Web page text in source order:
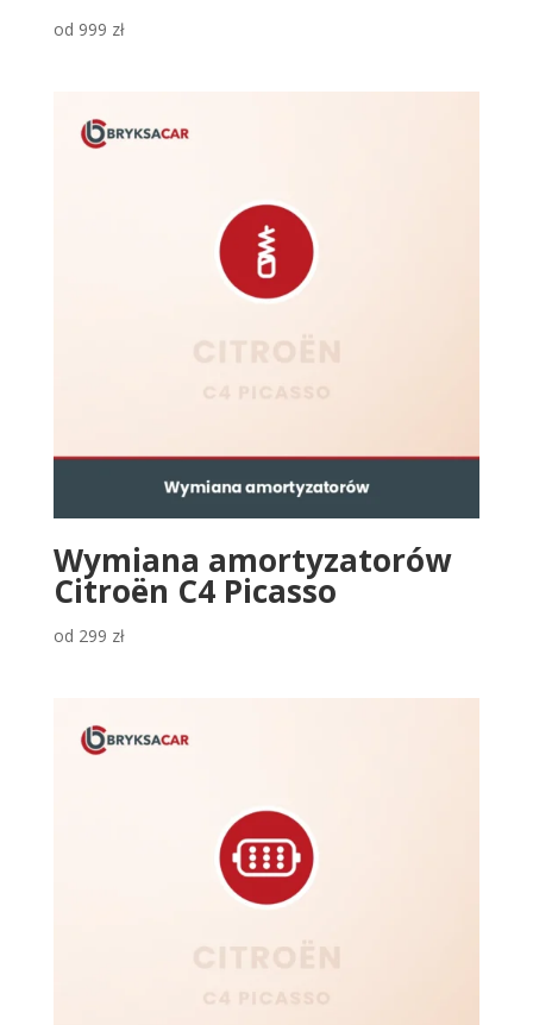
od 999 zł
Wymiana amortyzatorów
Citroën C4 Picasso
od 299 zł